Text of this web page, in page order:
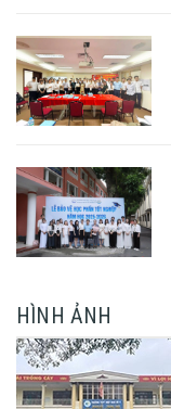
HÌNH ẢNH